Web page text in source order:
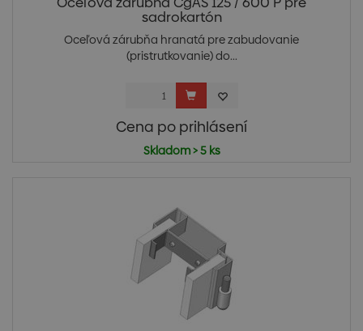
sadrokartón
Oceľová zárubňa hranatá pre zabudovanie
(pristrutkovanie) do...
Cena po prihlásení
Skladom > 5 ks